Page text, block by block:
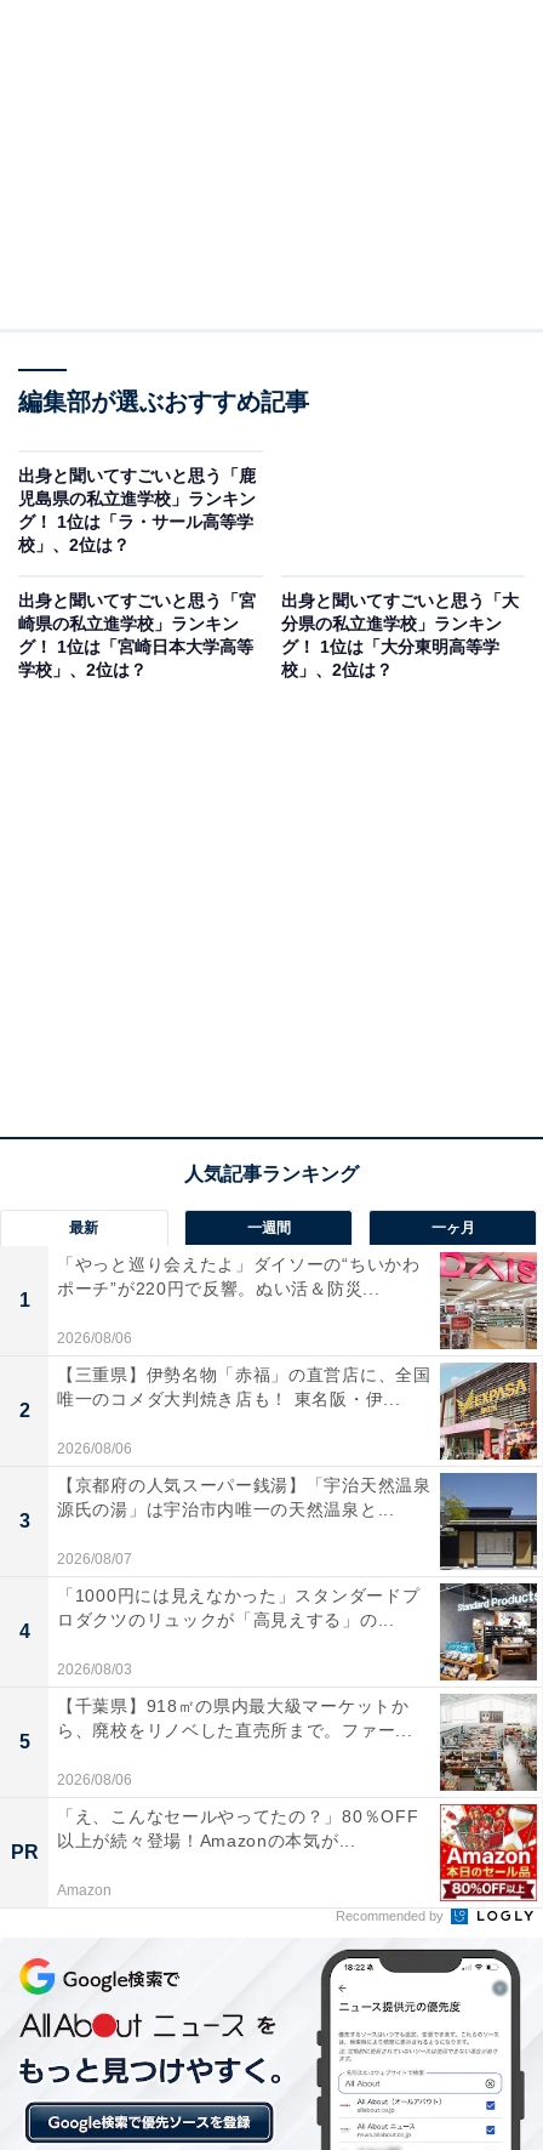
編集部が選ぶおすすめ記事
出身と聞いてすごいと思う「鹿
児島県の私立進学校」ランキン
グ！ 1位は「ラ・サール高等学
校」、2位は？
出身と聞いてすごいと思う「宮
崎県の私立進学校」ランキン
グ！ 1位は「宮崎日本大学高等
学校」、2位は？
出身と聞いてすごいと思う「大
分県の私立進学校」ランキン
グ！ 1位は「大分東明高等学
校」、2位は？
最新 一週間 一ヶ月
1
「やっと巡り会えたよ」ダイソーの“ちいかわ
ポーチ”が220円で反響。ぬい活＆防災...
2026/08/06
2
【三重県】伊勢名物「赤福」の直営店に、全国
唯一のコメダ大判焼き店も！ 東名阪・伊...
2026/08/06
3
【京都府の人気スーパー銭湯】「宇治天然温泉
源氏の湯」は宇治市内唯一の天然温泉と...
2026/08/07
4
「1000円には見えなかった」スタンダードプ
ロダクツのリュックが「高見えする」の...
2026/08/03
5
【千葉県】918㎡の県内最大級マーケットか
ら、廃校をリノベした直売所まで。ファー...
2026/08/06
PR
「え、こんなセールやってたの？」80％OFF
以上が続々登場！Amazonの本気が...
Amazon
Recommended by